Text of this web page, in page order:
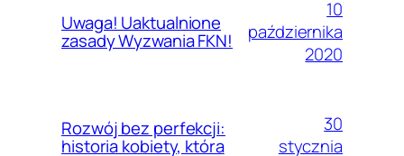
Uwaga! Uaktualnione
zasady Wyzwania FKN!
10
października
2020
Rozwój bez perfekcji:
historia kobiety, która
30
stycznia